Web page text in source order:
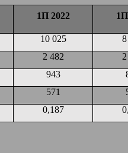
1П 2022 1П
10 025
2 482
943
571
0,187